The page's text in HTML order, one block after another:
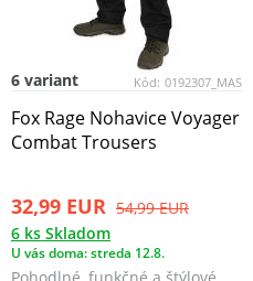
Kód: 0192307_MAS
6 variant
Fox Rage Nohavice Voyager
Combat Trousers
32,99 EUR 54,99 EUR
6 ks Skladom
U vás doma: streda 12.8.
Pohodlné, funkčné a štýlové